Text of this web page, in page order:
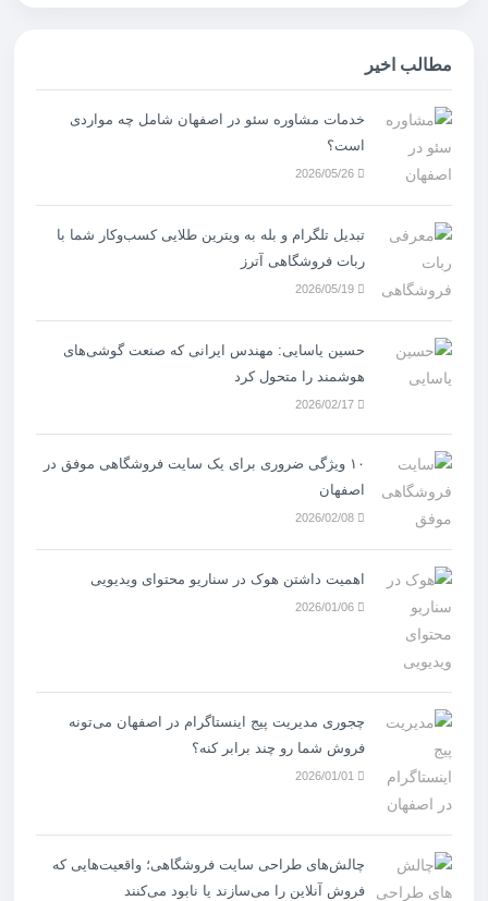
مطالب اخیر
خدمات مشاوره سئو در اصفهان شامل چه مواردی
است؟
تبدیل تلگرام و بله به ویترین طلایی کسب‌وکار شما با
ربات فروشگاهی آترز
حسین یاسایی: مهندس ایرانی که صنعت گوشی‌های
هوشمند را متحول کرد
۱۰ ویژگی ضروری برای یک سایت فروشگاهی موفق در
اصفهان
اهمیت داشتن هوک در سناریو محتوای ویدیویی
چجوری مدیریت پیج اینستاگرام در اصفهان می‌تونه
فروش شما رو چند برابر کنه؟
چالش‌های طراحی سایت فروشگاهی؛ واقعیت‌هایی که
فروش آنلاین را می‌سازند یا نابود می‌کنند